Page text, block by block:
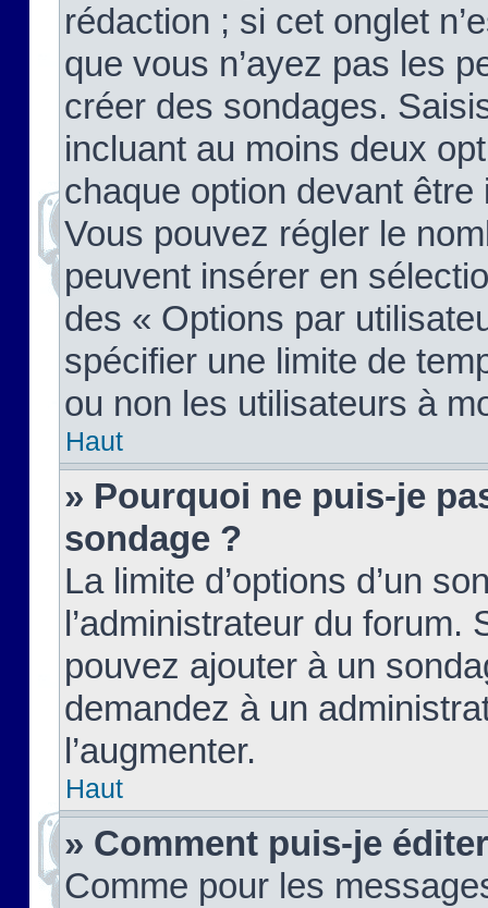
rédaction ; si cet onglet
que vous n’ayez pas les
créer des sondages.
incluant au moins deux
chaque option devant
Vous pouvez régler le
peuvent insérer en
des « Options par
spécifier une limite de
ou non les utilisateurs à
Haut
» Pourquoi ne puis-je
sondage ?
La limite d’options d’un
l’administrateur du forum.
pouvez ajouter à un
demandez à un
l’augmenter.
Haut
» Comment puis-je
Comme pour les